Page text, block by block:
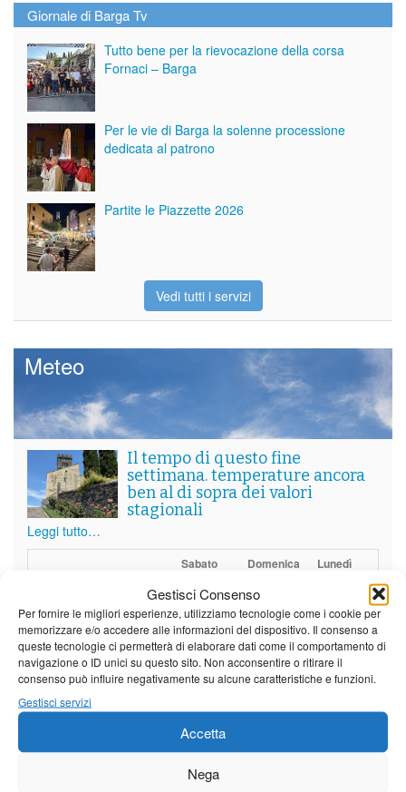
Gestisci Consenso
Per fornire le migliori esperienze, utilizziamo tecnologie come i cookie per
memorizzare e/o accedere alle informazioni del dispositivo. Il consenso a
queste tecnologie ci permetterà di elaborare dati come il comportamento di
navigazione o ID unici su questo sito. Non acconsentire o ritirare il
consenso può influire negativamente su alcune caratteristiche e funzioni.
Gestisci servizi
Accetta
Nega
Giornale di Barga Tv
Tutto bene per la rievocazione della corsa
Fornaci – Barga
Per le vie di Barga la solenne processione
dedicata al patrono
Partite le Piazzette 2026
Vedi tutti i servizi
Meteo
Il tempo di questo fine
settimana. temperature ancora
ben al di sopra dei valori
stagionali
Leggi tutto…
Sabato Domenica Lunedì
21°C|36°C 22°C|36°C 22°C|35°C
Barga
Castelnuovo Garfagnana
22°C|35°C 22°C|34°C 22°C|32°C